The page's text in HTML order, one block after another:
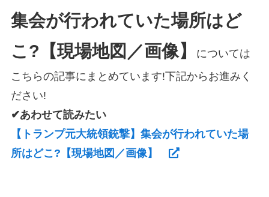
集会が行われていた場所はど
こ?【現場地図／画像】
については
こちらの記事にまとめています!下記からお進みく
ださい!
✔あわせて読みたい
【トランプ元大統領銃撃】集会が行われていた場
所はどこ?【現場地図／画像】